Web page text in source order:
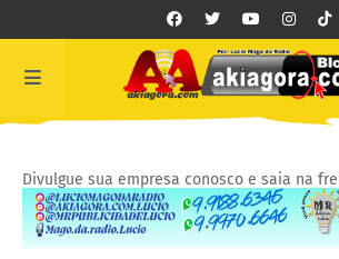
Divulgue sua empresa conosco e saia na